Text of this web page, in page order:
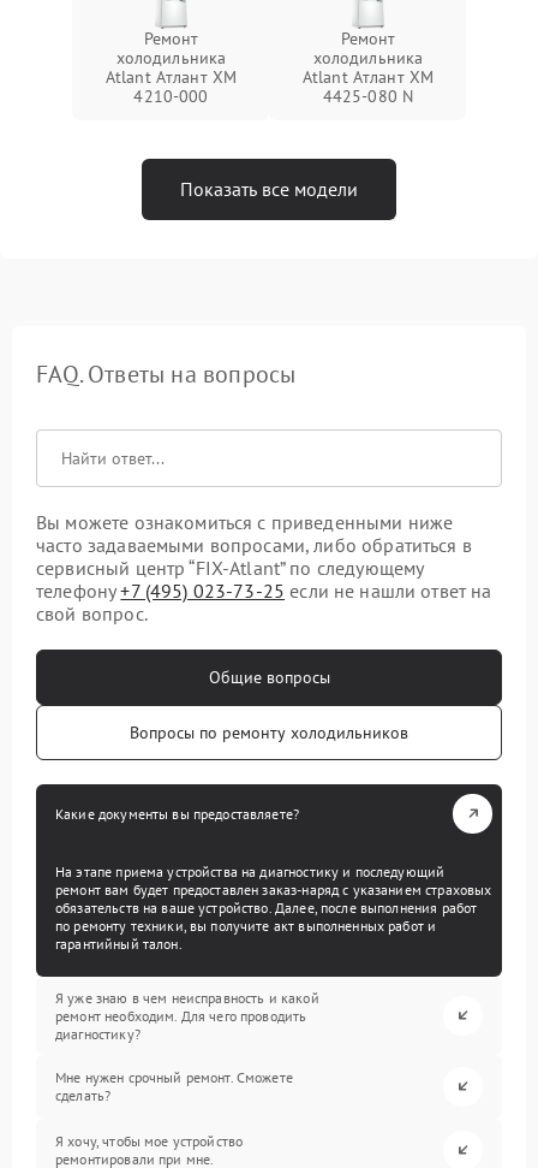
Ремонт
холодильника
Atlant Атлант ХМ
4210-000
Ремонт
холодильника
Atlant Атлант ХМ
4425-080 N
Показать все модели
FAQ. Ответы на вопросы
Вы можете ознакомиться с приведенными ниже
часто задаваемыми вопросами, либо обратиться в
сервисный центр “FIX-Atlant” по следующему
телефону+7 (495) 023-73-25 если не нашли ответ на
свой вопрос.
Общие вопросы
Вопросы по ремонту холодильников
Какие документы вы предоставляете?
На этапе приема устройства на диагностику и последующий
ремонт вам будет предоставлен заказ-наряд с указанием страховых
обязательств на ваше устройство. Далее, после выполнения работ
по ремонту техники, вы получите акт выполненных работ и
гарантийный талон.
Я уже знаю в чем неисправность и какой
ремонт необходим. Для чего проводить
диагностику?
Мне нужен срочный ремонт. Сможете
сделать?
Я хочу, чтобы мое устройство
ремонтировали при мне.